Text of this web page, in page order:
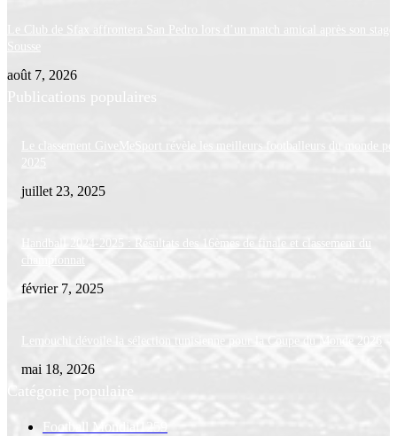
Le Club de Sfax affrontera San Pedro lors d’un match amical après son stage
Sousse
août 7, 2026
Publications populaires
Le classement GiveMeSport révèle les meilleurs footballeurs du monde
juillet 23, 2025
Handball 2024-2025 : Résultats des 16èmes de finale et classement du
championnat
février 7, 2025
Lemouchi dévoile la sélection tunisienne pour la Coupe du Monde 2026
mai 18, 2026
Catégorie populaire
Football Mondial
1259